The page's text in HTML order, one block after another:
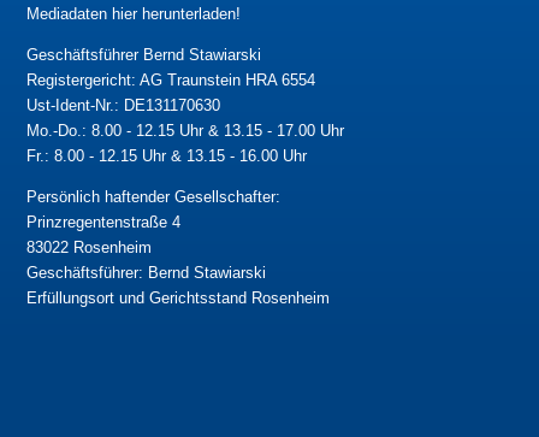
Mediadaten hier herunterladen!
Geschäftsführer Bernd Stawiarski
Registergericht: AG Traunstein HRA 6554
Ust-Ident-Nr.: DE131170630
Mo.-Do.: 8.00 - 12.15 Uhr & 13.15 - 17.00 Uhr
Fr.: 8.00 - 12.15 Uhr & 13.15 - 16.00 Uhr
Persönlich haftender Gesellschafter:
Prinzregentenstraße 4
83022 Rosenheim
Geschäftsführer: Bernd Stawiarski
Erfüllungsort und Gerichtsstand Rosenheim